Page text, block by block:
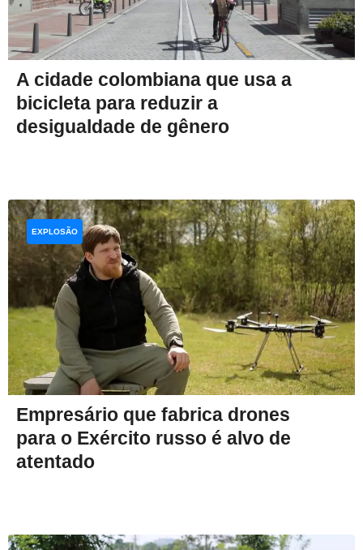
A cidade colombiana que usa a
bicicleta para reduzir a
desigualdade de gênero
Empresário que fabrica drones
para o Exército russo é alvo de
atentado
EXPLOSÃO